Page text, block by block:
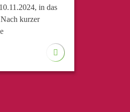
in das
kurzer